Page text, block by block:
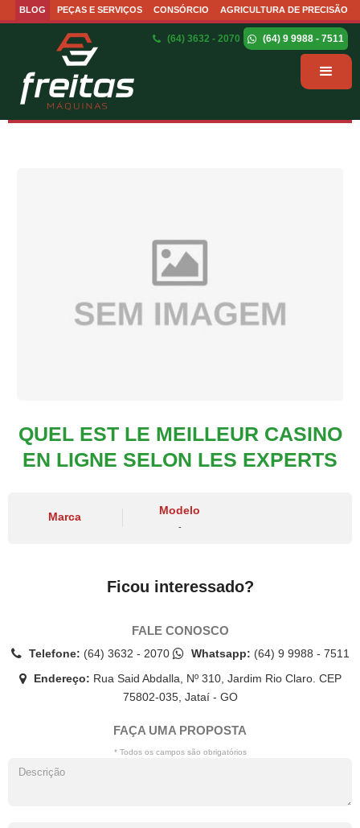
BLOG PEÇAS E SERVIÇOS CONSÓRCIO AGRICULTURA DE PRECISÃO
(64) 3632 - 2070 (64) 9 9988 - 7511
QUEL EST LE MEILLEUR CASINO
EN LIGNE SELON LES EXPERTS
Marca
Modelo
-
Ficou interessado?
FALE CONOSCO
Telefone: (64) 3632 - 2070 Whatsapp: (64) 9 9988 - 7511
Endereço: Rua Said Abdalla, Nº 310, Jardim Rio Claro. CEP
75802-035, Jataí - GO
FAÇA UMA PROPOSTA
* Todos os campos são obrigatórios